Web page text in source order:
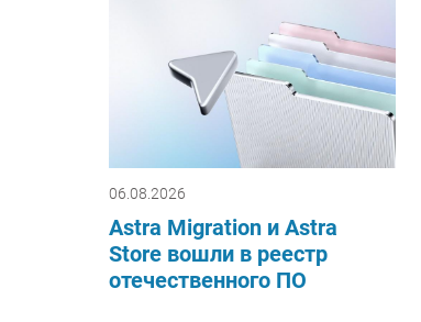
06.08.2026
Astra Migration и Astra
Store вошли в реестр
отечественного ПО